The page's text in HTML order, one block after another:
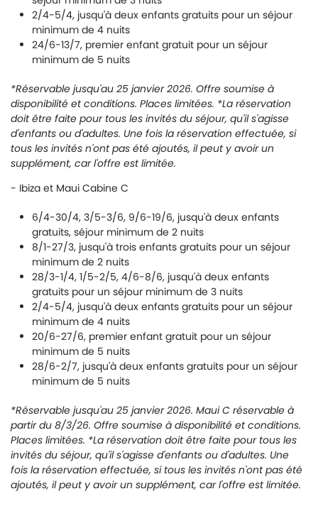
2/4-5/4, jusqu'à deux enfants gratuits pour un séjour
minimum de 4 nuits
24/6-13/7, premier enfant gratuit pour un séjour
minimum de 5 nuits
*Réservable jusqu'au 25 janvier 2026. Offre soumise à
disponibilité et conditions. Places limitées. *La réservation
doit être faite pour tous les invités du séjour, qu'il s'agisse
d'enfants ou d'adultes. Une fois la réservation effectuée, si
tous les invités n'ont pas été ajoutés, il peut y avoir un
supplément, car l'offre est limitée.
- Ibiza et Maui Cabine C
6/4-30/4, 3/5-3/6, 9/6-19/6, jusqu'à deux enfants
gratuits, séjour minimum de 2 nuits
8/1-27/3, jusqu'à trois enfants gratuits pour un séjour
minimum de 2 nuits
28/3-1/4, 1/5-2/5, 4/6-8/6, jusqu'à deux enfants
gratuits pour un séjour minimum de 3 nuits
2/4-5/4, jusqu'à deux enfants gratuits pour un séjour
minimum de 4 nuits
20/6-27/6, premier enfant gratuit pour un séjour
minimum de 5 nuits
28/6-2/7, jusqu'à deux enfants gratuits pour un séjour
minimum de 5 nuits
*Réservable jusqu'au 25 janvier 2026. Maui C réservable à
partir du 8/3/26. Offre soumise à disponibilité et conditions.
Places limitées. *La réservation doit être faite pour tous les
invités du séjour, qu'il s'agisse d'enfants ou d'adultes. Une
fois la réservation effectuée, si tous les invités n'ont pas été
ajoutés, il peut y avoir un supplément, car l'offre est limitée.